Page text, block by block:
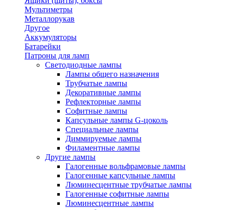
Мультиметры
Металлорукав
Другое
Аккумуляторы
Батарейки
Патроны для ламп
Светодиодные лампы
Лампы общего назначения
Трубчатые лампы
Декоративные лампы
Рефлекторные лампы
Софитные лампы
Капсульные лампы G-цоколь
Специальные лампы
Диммируемые лампы
Филаментные лампы
Другие лампы
Галогенные вольфрамовые лампы
Галогенные капсульные лампы
Люминесцентные трубчатые лампы
Галогенные софитные лампы
Люминесцентные лампы